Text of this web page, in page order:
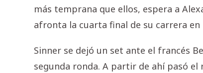
más temprana que ellos, espera a
afronta la cuarta final de su carrera
Sinner se dejó un set ante el francés
segunda ronda. A partir de ahí pasó el